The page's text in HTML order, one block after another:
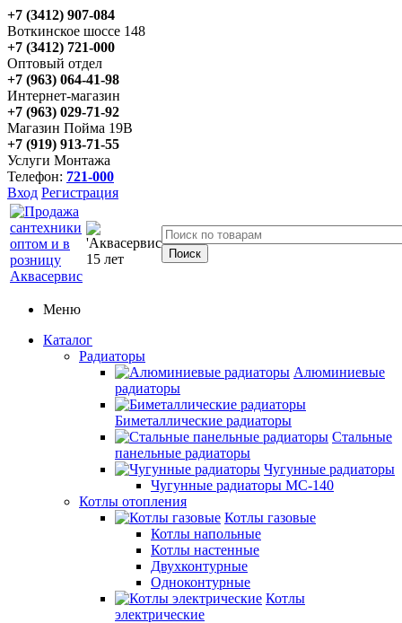
+7 (3412) 907-084
Воткинское шоссе 148
+7 (3412) 721-000
Оптовый отдел
+7 (963) 064-41-98
Интернет-магазин
+7 (963) 029-71-92
Магазин Пойма 19В
+7 (919) 913-71-55
Услуги Монтажа
Телефон: 721-000
Вход Регистрация
Меню
Каталог
Радиаторы
Алюминиевые
радиаторы
Биметаллические радиаторы
Стальные
панельные радиаторы
Чугунные радиаторы
Чугунные радиаторы МС-140
Котлы отопления
Котлы газовые
Котлы напольные
Котлы настенные
Двухконтурные
Одноконтурные
Котлы
электрические